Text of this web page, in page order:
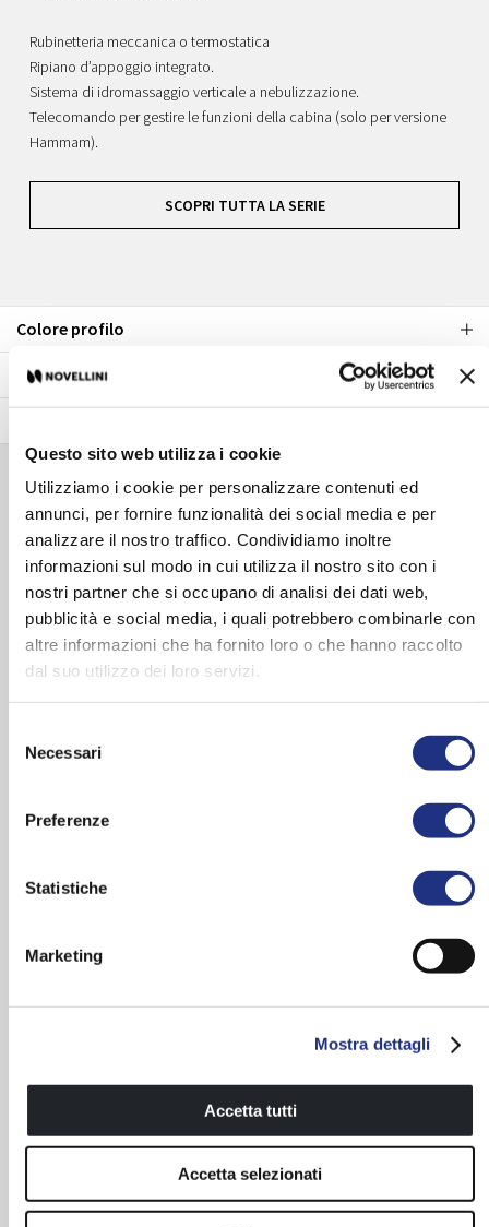
Questo sito web utilizza i cookie
Utilizziamo i cookie per personalizzare contenuti ed
annunci, per fornire funzionalità dei social media e per
analizzare il nostro traffico. Condividiamo inoltre
informazioni sul modo in cui utilizza il nostro sito con i
nostri partner che si occupano di analisi dei dati web,
pubblicità e social media, i quali potrebbero combinarle con
altre informazioni che ha fornito loro o che hanno raccolto
dal suo utilizzo dei loro servizi.
delNecessari
Preferenze
Statistiche
Marketing
Mostra dettagli
Accetta tutti
Accetta selezionati
Rubinetteria meccanica o termostatica
Ripiano d’appoggio integrato.
Sistema di idromassaggio verticale a nebulizzazione.
Telecomando per gestire le funzioni della cabina (solo per versione
Hammam).
SCOPRI TUTTA LA SERIE
Colore profilo
Vetro
Accessori di complemento
Sistema di idromassaggio
Ripiano d’appoggio integrato
Telecomando per gestire le
Optional